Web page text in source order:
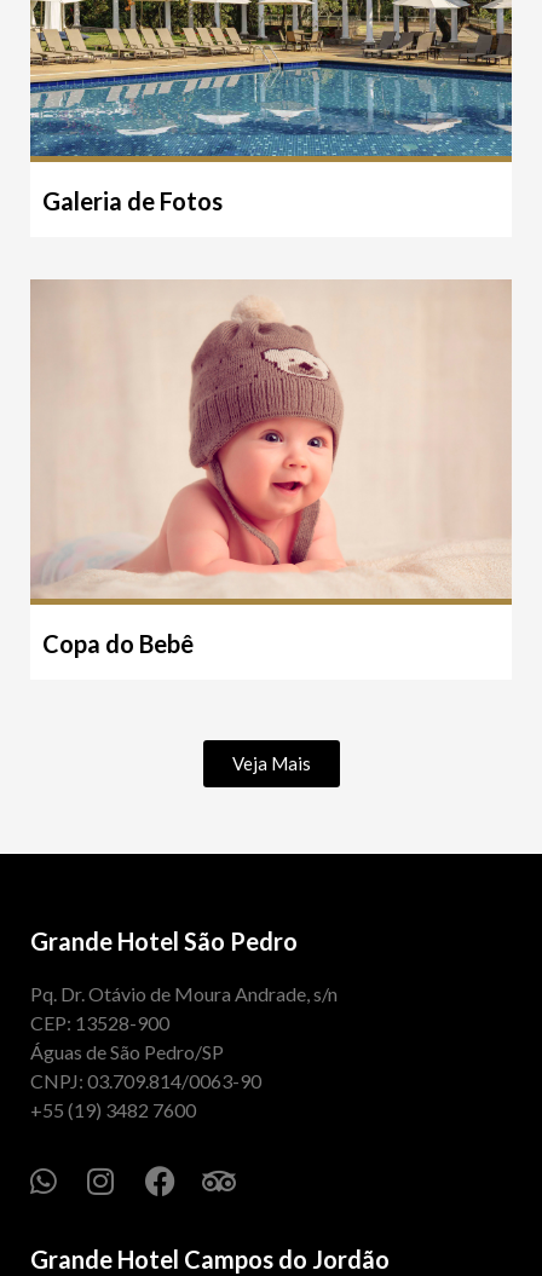
Galeria de Fotos
Copa do Bebê
Veja Mais
Grande Hotel São Pedro
Pq. Dr. Otávio de Moura Andrade, s/n
CEP: 13528-900
Águas de São Pedro/SP
CNPJ: 03.709.814/0063-90
+55 (19) 3482 7600
Grande Hotel Campos do Jordão